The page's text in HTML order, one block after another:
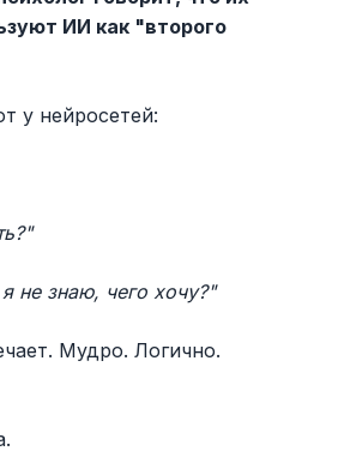
ИИ как "второго
у нейросетей:
не знаю, чего хочу?"
Мудро. Логично.